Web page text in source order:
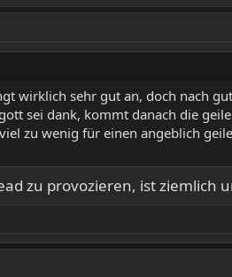
wirklich sehr gut an, doch nach
sei dank, kommt danach die
zu wenig für einen angeblich
zu provozieren, ist ziemlich